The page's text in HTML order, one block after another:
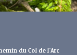
du Col de l'Arc